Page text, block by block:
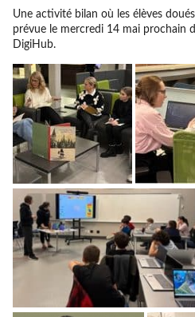
Une activité bilan où les élèves
prévue le mercredi 14 mai prochain
DigiHub.